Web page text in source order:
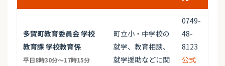
多賀町教育委員会 学校
教育課 学校教育係
平日8時30分〜17時15分
町立小・中学校の
就学、教育相談、
就学援助などに関
0749-
48-
8123
公式